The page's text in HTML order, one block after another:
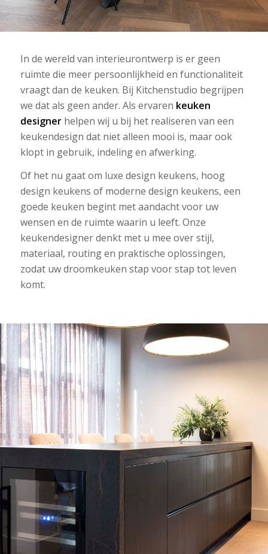
In de wereld van interieurontwerp is er geen
ruimte die meer persoonlijkheid en functionaliteit
vraagt dan de keuken. Bij Kitchenstudio begrijpen
we dat als geen ander. Als ervaren keuken
designerhelpen wij u bij het realiseren van een
keukendesign dat niet alleen mooi is, maar ook
klopt in gebruik, indeling en afwerking.
Of het nu gaat om luxe design keukens, hoog
design keukens of moderne design keukens, een
goede keuken begint met aandacht voor uw
wensen en de ruimte waarin u leeft. Onze
keukendesigner denkt met u mee over stijl,
materiaal, routing en praktische oplossingen,
zodat uw droomkeuken stap voor stap tot leven
komt.